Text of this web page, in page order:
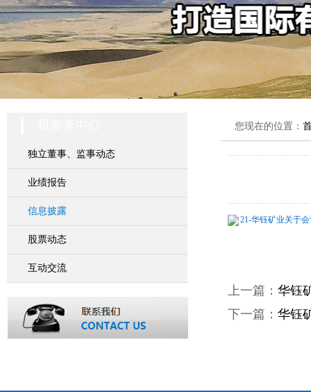
独立董事、监事动态
业绩报告
信息披露
股票动态
互动交流
您现在的位置：
21-华钰矿业关于
上一篇： 华钰
下一篇： 华钰